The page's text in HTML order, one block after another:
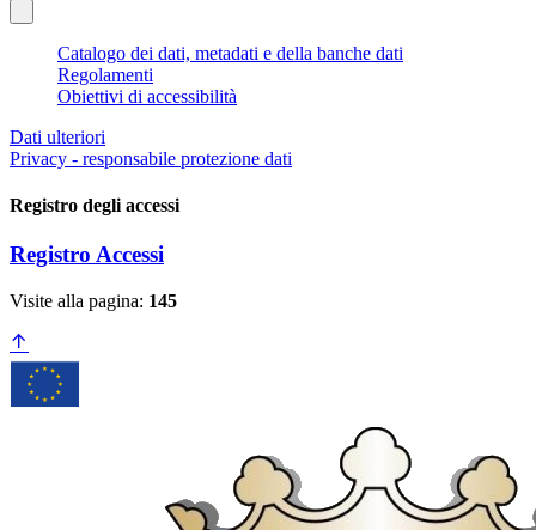
Catalogo dei dati, metadati e della banche dati
Regolamenti
Obiettivi di accessibilità
Dati ulteriori
Privacy - responsabile protezione dati
Registro degli accessi
Registro Accessi
Visite alla pagina: 145